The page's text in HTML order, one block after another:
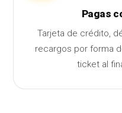
Pagas
Tarjeta de crédito,
recargos por forma
ticket al